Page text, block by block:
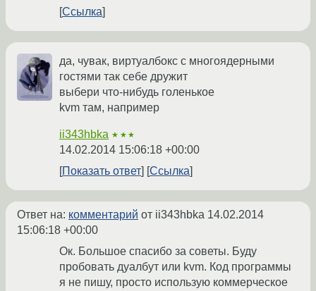
Ссылка
да, чувак, виртуалбокс с многоядерными
гостями так себе дружит
выбери что-нибудь голенькое
kvm там, например
ii343hbka ★★★
14.02.2014 15:06:18 +00:00
Показать ответ
Ссылка
Ответ на: комментарий от ii343hbka 14.02.2014
15:06:18 +00:00
Ок. Большое спасибо за советы. Буду
пробовать дуалбут или kvm. Код программы
я не пишу, просто использую коммерческое